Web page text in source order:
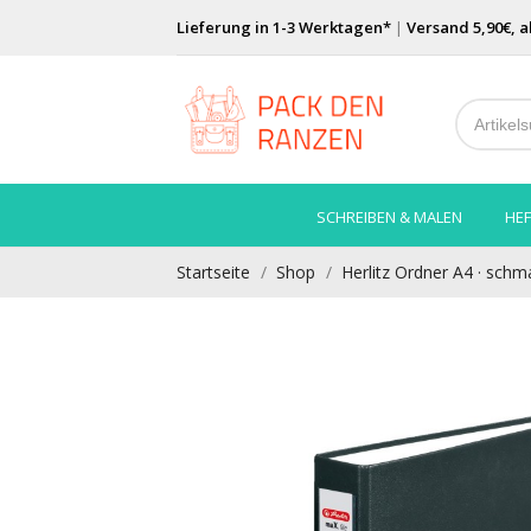
Lieferung in 1-3 Werktagen* |Versand 5,90€,
SCHREIBEN & MALEN
Startseite Shop Herlitz Ordner A4 ·